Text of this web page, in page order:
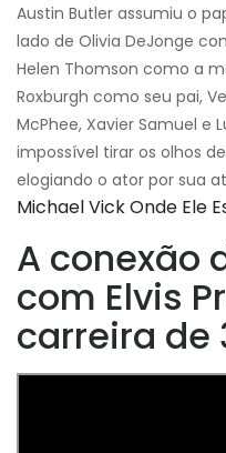
Austin Butler assumiu o
lado de Olivia DeJonge
Helen Thomson como a
Roxburgh como seu pai,
McPhee, Xavier Samuel e
impossível tirar os olhos
elogiando o ator por sua
Michael Vick Onde Ele
A conexão
com Elvis
carreira de